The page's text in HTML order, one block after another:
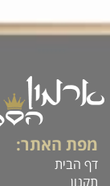
מפת האתר:
דף הבית
תקנון